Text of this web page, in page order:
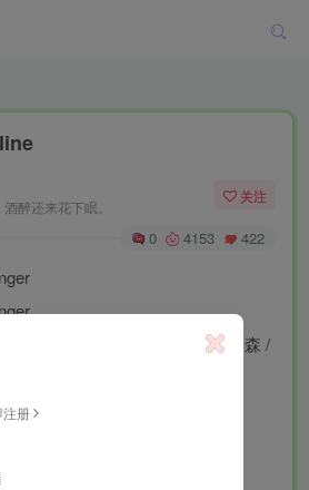
醉还来花下眠。
关注
0 4153 422
·莫斯里 / 凯文·狄龙 / 约翰·罗宾森 /
注册